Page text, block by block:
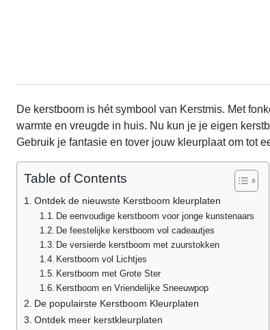
De kerstboom is hét symbool van Kerstmis. Met
warmte en vreugde in huis. Nu kun je je eigen
Gebruik je fantasie en tover jouw kleurplaat om tot
Table of Contents
Ontdek de nieuwste Kerstboom kleurplaten
De eenvoudige kerstboom voor jonge kunstenaars
De feestelijke kerstboom vol cadeautjes
De versierde kerstboom met zuurstokken
Kerstboom vol Lichtjes
Kerstboom met Grote Ster
Kerstboom en Vriendelijke Sneeuwpop
De populairste Kerstboom Kleurplaten
Ontdek meer kerstkleurplaten